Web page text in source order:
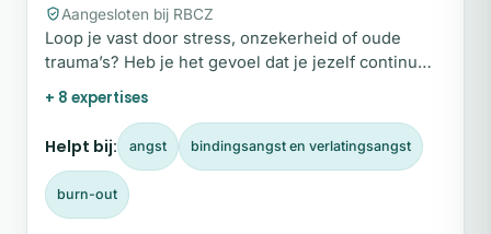
Aangesloten bij RBCZ
Loop je vast door stress, onzekerheid of oude
trauma’s? Heb je het gevoel dat je jezelf continu
aanpast en verlang je ernaar om weer écht vanuit
jezelf te leven?
+ 8 expertises
Helpt bij: angst bindingsangst en verlatingsangst
burn-out